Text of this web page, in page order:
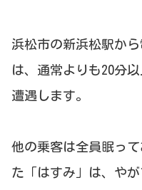
浜松市の新浜松駅か
は、通常よりも20分
遭遇します。
他の乗客は全員眠っ
た「はすみ」は、や